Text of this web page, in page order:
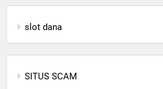
slot dana
SITUS SCAM